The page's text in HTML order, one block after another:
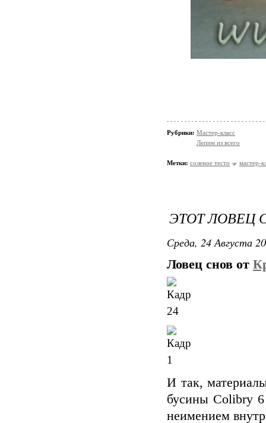
Рубрики: Мастер-класс
Лепим из всего
Метки: соленое тесто мастер-
ЭТОТ ЛОВЕЦ
Среда, 24 Августа
Ловец снов от
И так,
бусины Colibry
неимением